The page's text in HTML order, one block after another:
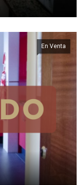
En Venta